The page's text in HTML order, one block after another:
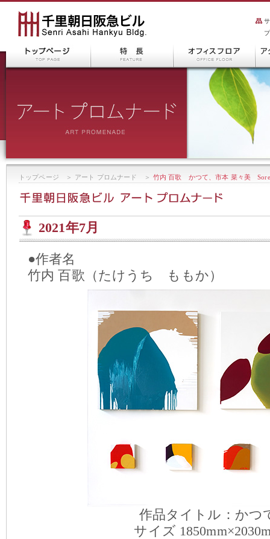
プ
トップページ ＞ アート プロムナード ＞ 竹内 百歌 かつて、市本 菜々美
2021年7月
●作者名
竹内 百歌（たけうち ももか）
作品タイトル：かつ
サイズ